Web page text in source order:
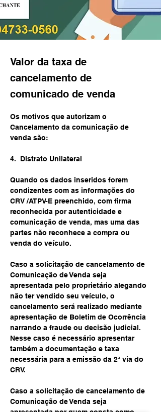
Valor da taxa de
cancelamento de
comunicado de venda
Os motivos que autorizam o
Cancelamento da comunicação de
venda são:
4.  Distrato Unilateral
Quando os dados inseridos forem
condizentes com as informações do
CRV /ATPV-E preenchido, com firma
reconhecida por autenticidade e
comunicação de venda, mas uma das
partes não reconhece a compra ou
venda do veículo.
Caso a solicitação de cancelamento de
Comunicação de Venda seja
apresentada pelo proprietário alegando
não ter vendido seu veículo, o
cancelamento será realizado mediante
apresentação de Boletim de Ocorrência
narrando a fraude ou decisão judicial.
Nesse caso é necessário apresentar
também a documentação e taxa
necessária para a emissão da 2ª via do
CRV.
Caso a solicitação de cancelamento de
Comunicação de Venda seja